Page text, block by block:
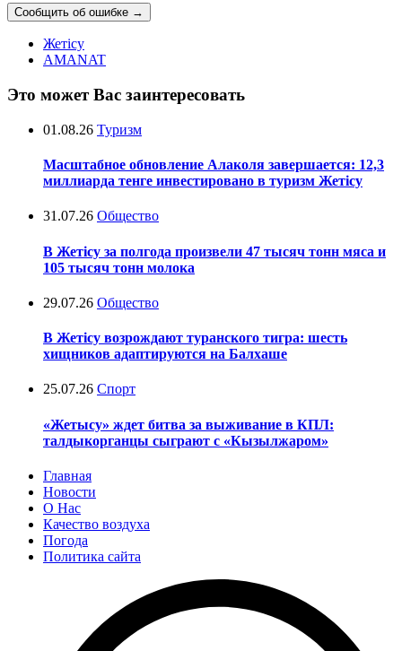
Сообщить об ошибке →
Жетісу
AMANAT
Это может Вас заинтересовать
01.08.26 Туризм
Масштабное обновление Алаколя завершается: 12,3
миллиарда тенге инвестировано в туризм Жетісу
31.07.26 Общество
В Жетісу за полгода произвели 47 тысяч тонн мяса и
105 тысяч тонн молока
29.07.26 Общество
В Жетісу возрождают туранского тигра: шесть
хищников адаптируются на Балхаше
25.07.26 Спорт
«Жетысу» ждет битва за выживание в КПЛ:
талдыкорганцы сыграют с «Кызылжаром»
Главная
Новости
О Нас
Качество воздуха
Погода
Политика сайта